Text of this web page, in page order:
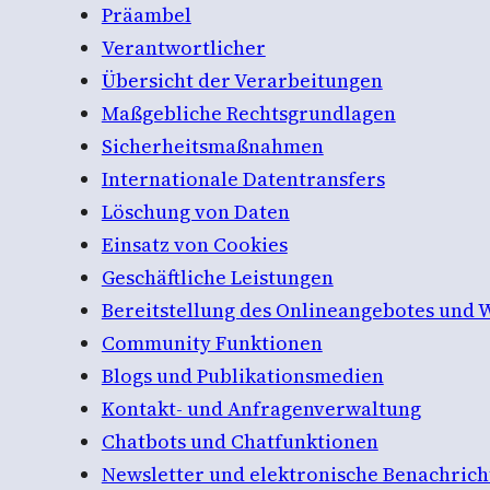
Präambel
Verantwortlicher
Übersicht der Verarbeitungen
Maßgebliche Rechtsgrundlagen
Sicherheitsmaßnahmen
Internationale Datentransfers
Löschung von Daten
Einsatz von Cookies
Geschäftliche Leistungen
Bereitstellung des Onlineangebotes und
Community Funktionen
Blogs und Publikationsmedien
Kontakt- und Anfragenverwaltung
Chatbots und Chatfunktionen
Newsletter und elektronische